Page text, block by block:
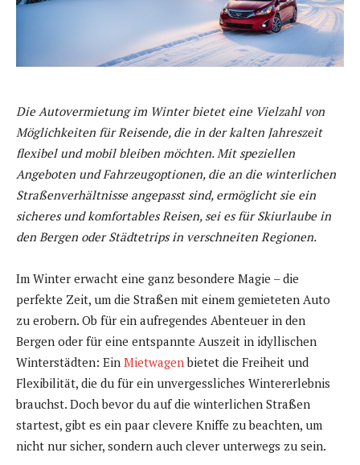
Die Autovermietung im Winter bietet eine Vielzahl von
Möglichkeiten für Reisende, die in der kalten Jahreszeit
flexibel und mobil bleiben möchten. Mit speziellen
Angeboten und Fahrzeugoptionen, die an die winterlichen
Straßenverhältnisse angepasst sind, ermöglicht sie ein
sicheres und komfortables Reisen, sei es für Skiurlaube in
den Bergen oder Städtetrips in verschneiten Regionen.
Im Winter erwacht eine ganz besondere Magie – die
perfekte Zeit, um die Straßen mit einem gemieteten Auto
zu erobern. Ob für ein aufregendes Abenteuer in den
Bergen oder für eine entspannte Auszeit in idyllischen
Winterstädten: Ein Mietwagenbietet die Freiheit und
Flexibilität, die du für ein unvergessliches Wintererlebnis
brauchst. Doch bevor du auf die winterlichen Straßen
startest, gibt es ein paar clevere Kniffe zu beachten, um
nicht nur sicher, sondern auch clever unterwegs zu sein.